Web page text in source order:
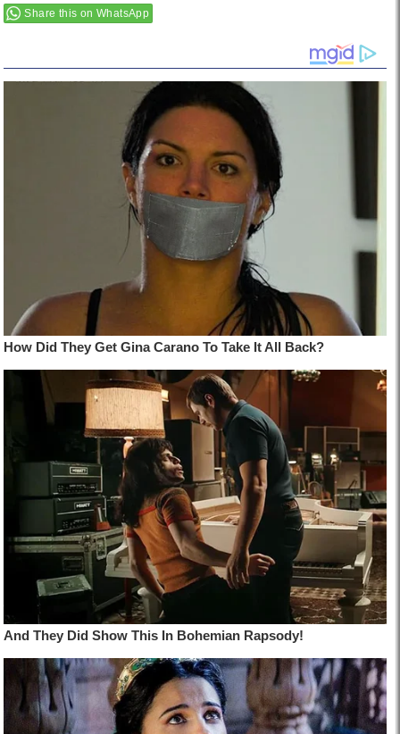
Share this on WhatsApp